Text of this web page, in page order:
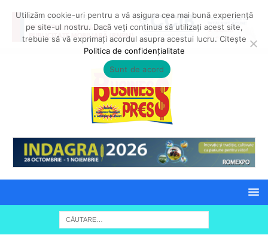
Utilizăm cookie-uri pentru a vă asigura cea mai bună experiență
pe site-ul nostru. Dacă veți continua să utilizați acest site,
trebuie să vă exprimați acordul asupra acestui lucru. Citește
Politica de confidențialitate
Sunt de acord